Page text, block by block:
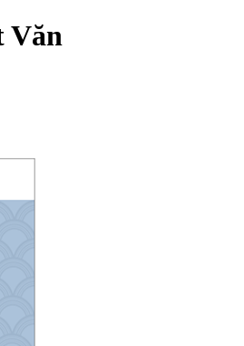
Văn